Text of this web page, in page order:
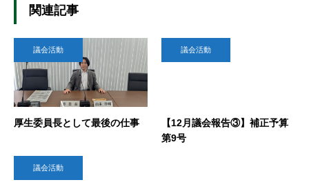
関連記事
議会活動
厚生委員長として最後の仕事
議会活動
【12月議会報告③】補正予算
第9号
議会活動